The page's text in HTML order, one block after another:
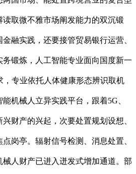
读取微不雅市场阐发能力的双沉锻
融实践，还要接管贸易银行运营、
锻炼，人工智能专业面向国度新一
专业依托人体健康形态辨识取机
机械人立异实践平台，跟着5G、
财产的兴起，次要处置规划设想、
岗亭。辐射信号检测、消息处置、
人财产已进入迸发式增加通道。部